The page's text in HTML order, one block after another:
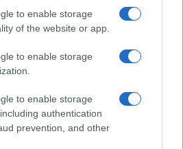
to enable storage
of the website or app.
to enable storage
to enable storage
authentication
prevention, and other